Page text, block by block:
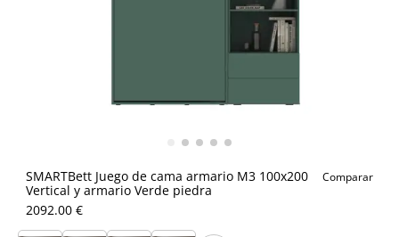
SMARTBett Juego de cama armario M3 100x200
Vertical y armario Verde piedra
Comparar
2092.00 €